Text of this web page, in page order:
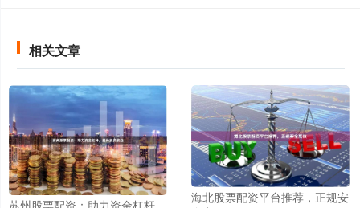
相关文章
苏州股票配资：助力资金杠杆，
海北股票配资平台推荐，正规安